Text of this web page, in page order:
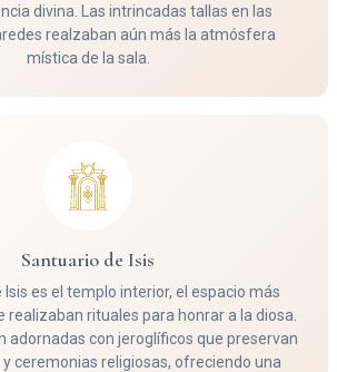
divina. Las intrincadas tallas en las
realzaban aún más la atmósfera
mística de la sala.
Santuario de Isis
Isis es el templo interior, el espacio más
realizaban rituales para honrar a la diosa.
adornadas con jeroglíficos que preservan
ceremonias religiosas, ofreciendo una